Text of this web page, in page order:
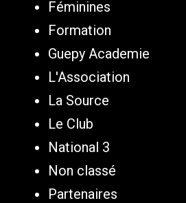
Féminines
Formation
Guepy Academie
L'Association
La Source
Le Club
National 3
Non classé
Partenaires